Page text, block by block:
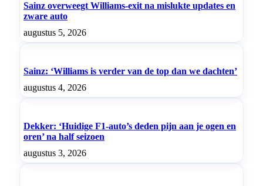
Sainz overweegt Williams-exit na mislukte updates en
zware auto
augustus 5, 2026
Sainz: ‘Williams is verder van de top dan we dachten’
augustus 4, 2026
Dekker: ‘Huidige F1-auto’s deden pijn aan je ogen en
oren’ na half seizoen
augustus 3, 2026